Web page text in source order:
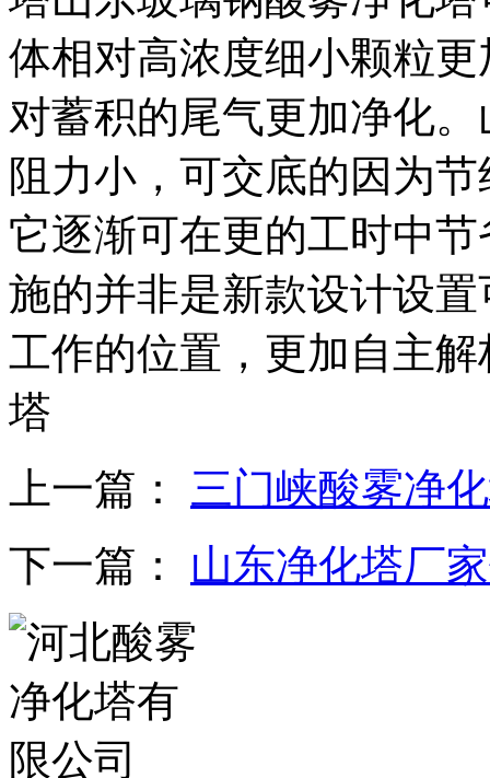
体相对高浓度细小颗粒
对蓄积的尾气更加净化
阻力小，可交底的因为
它逐渐可在更的工时中
施的并非是新款设计设
工作的位置，更加自主
塔
上一篇： 三门峡酸雾净
下一篇： 山东净化塔厂